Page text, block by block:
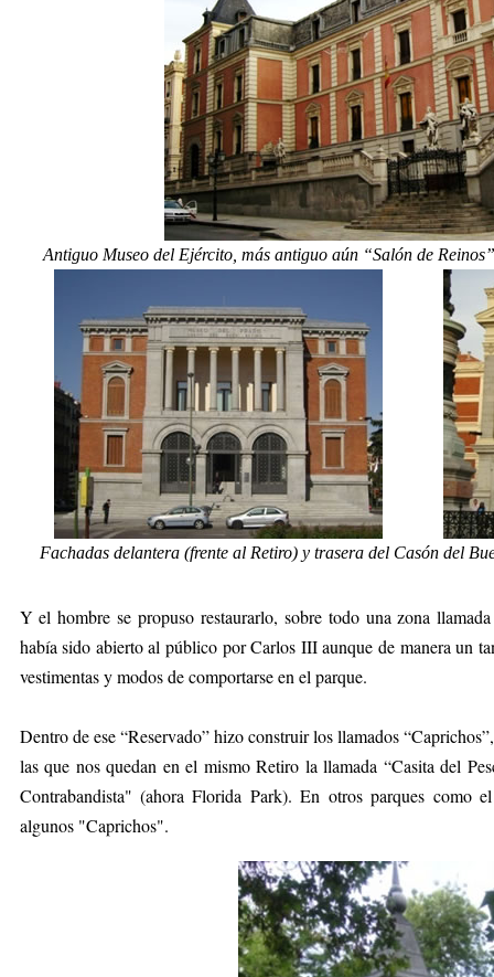
Antiguo Museo del Ejército, más antiguo aún “Salón de
Fachadas delantera (frente al Retiro) y trasera del Casón del
Y el hombre se propuso restaurarlo, sobre todo una zona
había sido abierto al público por Carlos III aunque de manera un
vestimentas y modos de comportarse en el parque.
Dentro de ese “Reservado” hizo construir los llamados
las que nos quedan en el mismo Retiro la llamada “Casita del
Contrabandista" (ahora Florida Park). En otros parques como
algunos "Caprichos".